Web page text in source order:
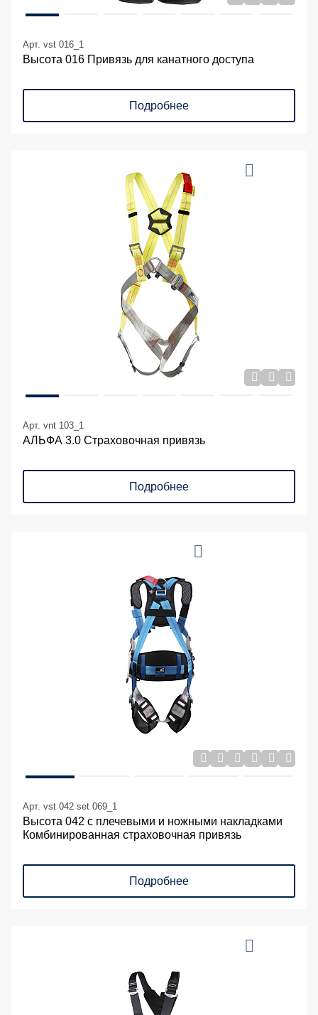
Арт. vst 016_1
Высота 016 Привязь для канатного доступа
Подробнее
Арт. vnt 103_1
АЛЬФА 3.0 Страховочная привязь
Подробнее
Арт. vst 042 set 069_1
Высота 042 с плечевыми и ножными накладками
Комбинированная страховочная привязь
Подробнее